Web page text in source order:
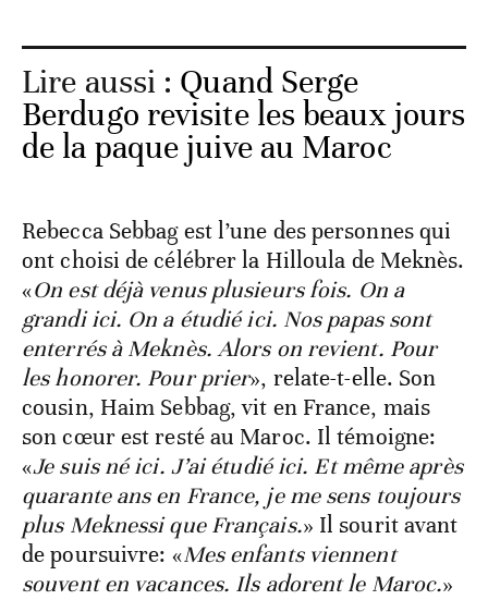
Lire aussi : Quand Serge
Berdugo revisite les beaux jours
de la paque juive au Maroc
Rebecca Sebbag est l’une des personnes qui
ont choisi de célébrer la Hilloula de Meknès.
«On est déjà venus plusieurs fois. On a
grandi ici. On a étudié ici. Nos papas sont
enterrés à Meknès. Alors on revient. Pour
les honorer. Pour prier», relate-t-elle. Son
cousin, Haim Sebbag, vit en France, mais
son cœur est resté au Maroc. Il témoigne:
«Je suis né ici. J’ai étudié ici. Et même après
quarante ans en France, je me sens toujours
plus Meknessi que Français.» Il sourit avant
de poursuivre: «Mes enfants viennent
souvent en vacances. Ils adorent le Maroc.»